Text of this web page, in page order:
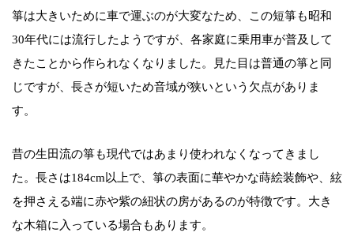
箏は大きいために車で運ぶのが大変なため、この短箏も昭和
30年代には流行したようですが、各家庭に乗用車が普及して
きたことから作られなくなりました。見た目は普通の箏と同
じですが、長さが短いため音域が狭いという欠点がありま
す。
昔の生田流の箏も現代ではあまり使われなくなってきまし
た。長さは184cm以上で、箏の表面に華やかな蒔絵装飾や、絃
を押さえる端に赤や紫の紐状の房があるのが特徴です。大き
な木箱に入っている場合もあります。